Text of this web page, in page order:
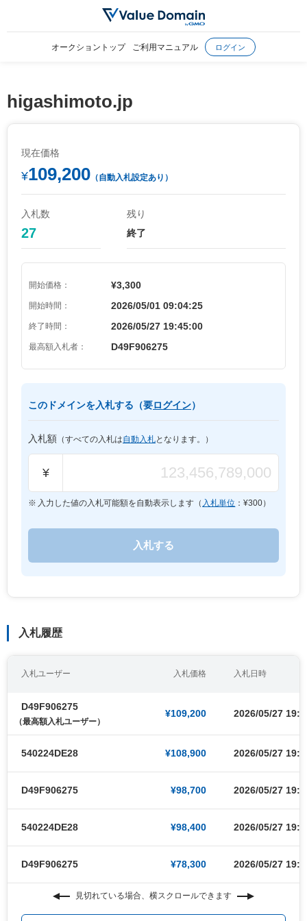
オークショントップ ご利用マニュアル ログイン
higashimoto.jp
現在価格
¥109,200 （自動入札設定あり）
入札数
27
残り
終了
開始価格： ¥3,300
開始時間： 2026/05/01 09:04:25
終了時間： 2026/05/27 19:45:00
最高額入札者： D49F906275
このドメインを入札する（要ログイン）
入札額 （すべての入札は自動入札となります。）
¥
入力した値の入札可能額を自動表示します（ 入札単位 ：¥300）
入札履歴
入札ユーザー 入札価格 入札日時
D49F906275
（最高額入札ユーザー）
¥109,200 2026/05/27
540224DE28 ¥108,900 2026/05/27
D49F906275 ¥98,700 2026/05/27
540224DE28 ¥98,400 2026/05/27
D49F906275 ¥78,300 2026/05/27
見切れている場合、横スクロールできます